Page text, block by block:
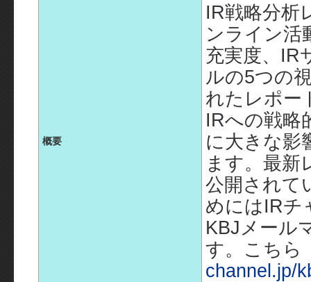
概要
IR戦略分析
ンライン活
充実度、IR
ルの5つの
れたレポー
IRへの戦略
に大きな影
ます。最新
公開されて
めにはIRチ
KBJメール
す。こちら
channel.jp/